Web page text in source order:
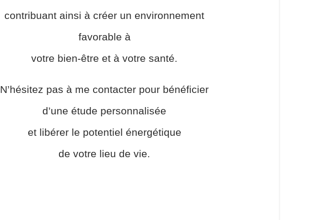
contribuant ainsi à créer un environnement
favorable à
votre bien-être et à votre santé.
N’hésitez pas à me contacter pour bénéficier
d’une étude personnalisée
et libérer le potentiel énergétique
de votre lieu de vie.